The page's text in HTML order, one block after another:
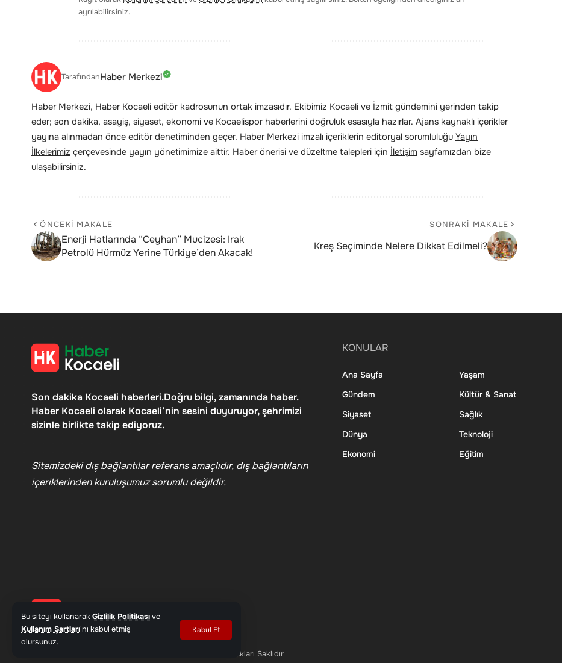
Bu siteyi kullanarakGizlilik Politikasıve
Kullanım Şartları'nı kabul etmiş
olursunuz.
Kabul Et
ayrılabilirsiniz.
TarafındanHaber Merkezi
Haber Merkezi, Haber Kocaeli editör kadrosunun ortak imzasıdır. Ekibimiz Kocaeli ve İzmit gündemini yerinden takip
eder; son dakika, asayiş, siyaset, ekonomi ve Kocaelispor haberlerini doğruluk esasıyla hazırlar. Ajans kaynaklı içerikler
yayına alınmadan önce editör denetiminden geçer. Haber Merkezi imzalı içeriklerin editoryal sorumluluğu Yayın
İlkelerimiz çerçevesinde yayın yönetimimize aittir. Haber önerisi ve düzeltme talepleri için İletişim sayfamızdan bize
ulaşabilirsiniz.
ÖNCEKI MAKALE
Enerji Hatlarında “Ceyhan” Mucizesi: Irak
Petrolü Hürmüz Yerine Türkiye’den Akacak!
SONRAKI MAKALE
Kreş Seçiminde Nelere Dikkat Edilmeli?
Son dakika Kocaeli haberleri.Doğru bilgi, zamanında haber.
Haber Kocaeli olarak Kocaeli’nin sesini duyuruyor, şehrimizi
sizinle birlikte takip ediyoruz.
Sitemizdeki dış bağlantılar referans amaçlıdır, dış bağlantıların
içeriklerinden kuruluşumuz sorumlu değildir.
KONULAR
Ana Sayfa
Gündem
Siyaset
Dünya
Ekonomi
Yaşam
Kültür & Sanat
Sağlık
Teknoloji
Eğitim
© 2026 Haber Kocaeli - www.haberkocaeli.com | Tüm Hakları Saklıdır